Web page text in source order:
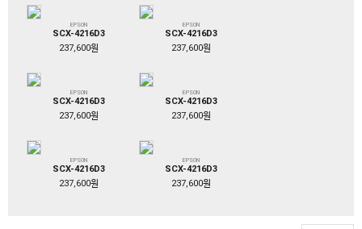
EPSON
SCX-4216D3
237,600원
EPSON
SCX-4216D3
237,600원
EPSON
SCX-4216D3
237,600원
EPSON
SCX-4216D3
237,600원
EPSON
SCX-4216D3
237,600원
EPSON
SCX-4216D3
237,600원